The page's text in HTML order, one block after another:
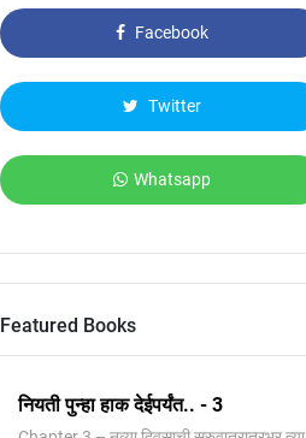
Facebook
Twitter
Whatsapp
Featured Books
नियती पुन्हा हाक देईपर्यंत.. - 3